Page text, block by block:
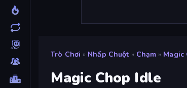
Trò Chơi » Nhấp Chuột » Chạm » Magic
Magic Chop Idle